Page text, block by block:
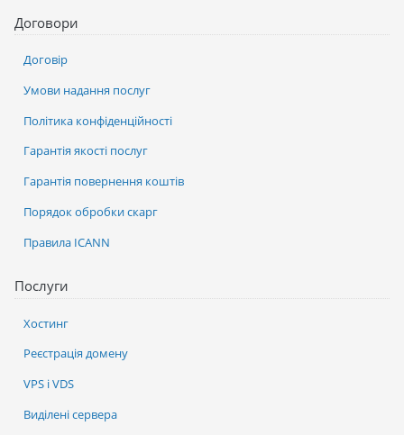
Послуги
Хостинг
Реєстрація домену
VPS і VDS
Виділені сервера
Договори
Договір
Умови надання послуг
Політика конфіденційності
Гарантія якості послуг
Гарантія повернення коштів
Порядок обробки скарг
Правила ICANN